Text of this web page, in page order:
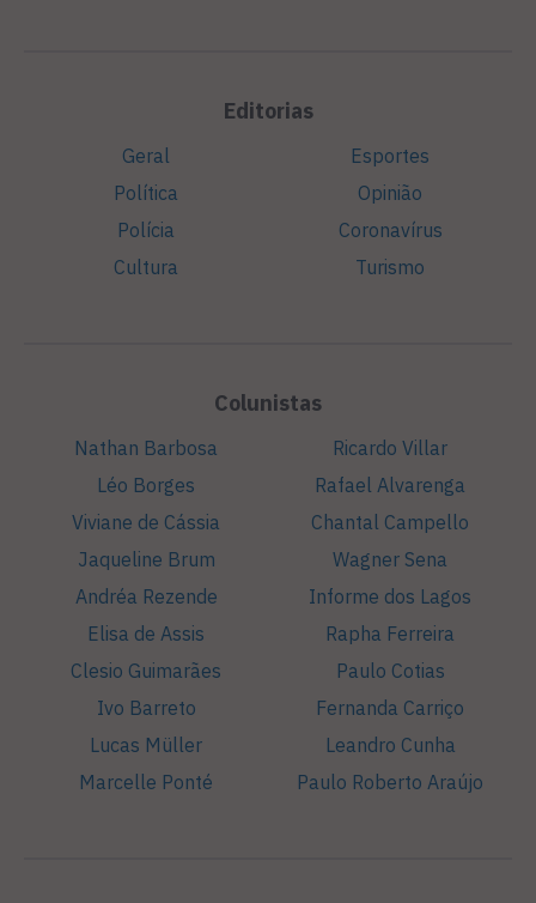
Editorias
Geral
Política
Polícia
Cultura
Esportes
Opinião
Coronavírus
Turismo
Colunistas
Nathan Barbosa
Léo Borges
Viviane de Cássia
Jaqueline Brum
Andréa Rezende
Elisa de Assis
Clesio Guimarães
Ivo Barreto
Lucas Müller
Marcelle Ponté
Ricardo Villar
Rafael Alvarenga
Chantal Campello
Wagner Sena
Informe dos Lagos
Rapha Ferreira
Paulo Cotias
Fernanda Carriço
Leandro Cunha
Paulo Roberto Araújo